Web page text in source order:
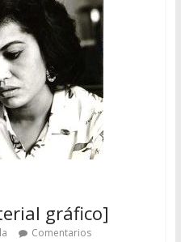
gráfico]
Comentarios